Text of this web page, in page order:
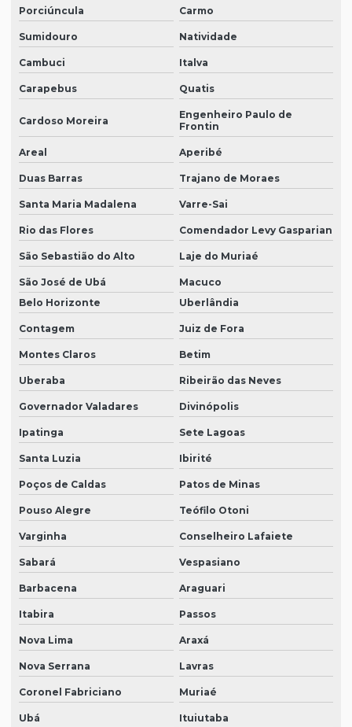
Porciúncula Carmo
Sumidouro Natividade
Cambuci Italva
Carapebus Quatis
Cardoso Moreira
Engenheiro Paulo de
Frontin
Areal Aperibé
Duas Barras Trajano de Moraes
Santa Maria Madalena Varre-Sai
Rio das Flores Comendador Levy Gasparian
São Sebastião do Alto Laje do Muriaé
São José de Ubá
Macuco
Belo Horizonte
Uberlândia
Contagem Juiz de Fora
Montes Claros Betim
Uberaba Ribeirão das Neves
Governador Valadares Divinópolis
Ipatinga Sete Lagoas
Santa Luzia Ibirité
Poços de Caldas Patos de Minas
Pouso Alegre Teófilo Otoni
Varginha Conselheiro Lafaiete
Sabará Vespasiano
Barbacena Araguari
Itabira Passos
Nova Lima Araxá
Nova Serrana Lavras
Coronel Fabriciano Muriaé
Ubá Ituiutaba